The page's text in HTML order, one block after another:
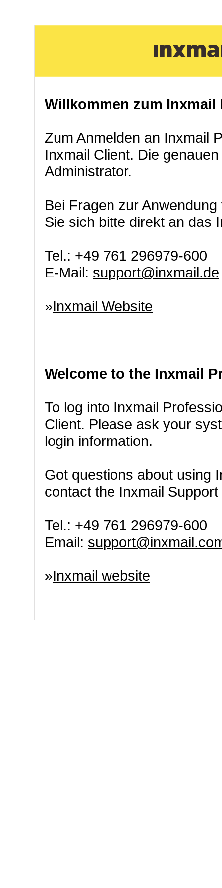
Willkommen zum Inxmail
Zum Anmelden an Inxmail
Inxmail Client. Die
Administrator.
Bei Fragen zur
Sie sich bitte direkt an das
Tel.: +49 761 296979-600
E-Mail: support@inxmail.de
»Inxmail Website
Welcome to the Inxmail
To log into Inxmail
Client. Please ask your
login information.
Got questions about using
contact the Inxmail
Tel.: +49 761 296979-600
Email:
»Inxmail website